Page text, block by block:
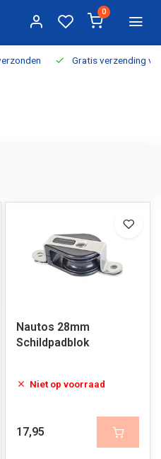
0
Gratis verzending
Nautos 28mm
Schildpadblok
Niet op voorraad
17,95